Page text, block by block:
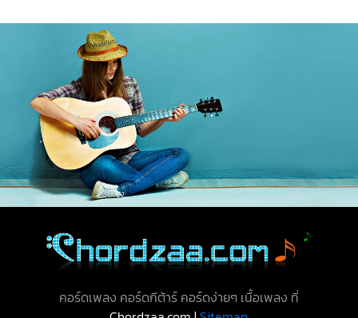
คอร์ดเพลง คอร์ดกีต้าร์ คอร์ดง่ายๆ เนื้อเพลง ที่